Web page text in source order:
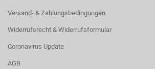
Versand- & Zahlungsbedingungen
Widerrufsrecht & Widerrufsformular
Coronavirus Update
AGB